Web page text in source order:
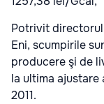
Potrivit
Eni, scumpirile
producere şi de
la ultima
2011.